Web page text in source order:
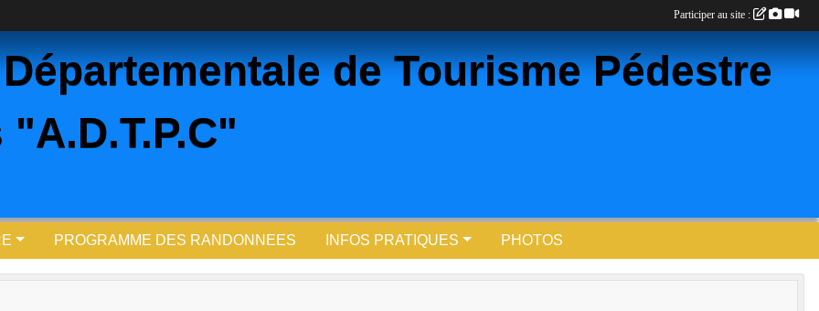
de Tourisme Pédestre
PROGRAMME DES RANDONNEES INFOS PRATIQUES PHOTOS
Participer au site :